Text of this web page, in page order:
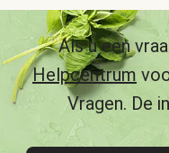
Als u een
Helpcentrum
Vragen. De